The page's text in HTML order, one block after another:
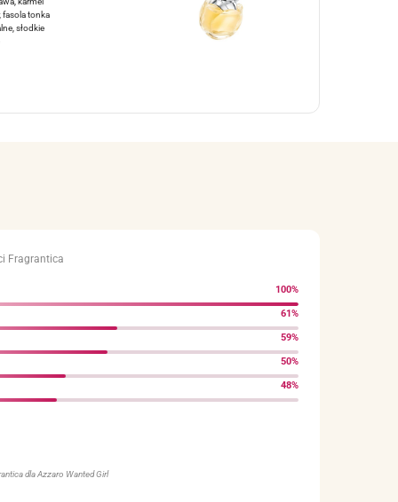
fasola tonka
słodkie
Fragrantica
100%
61%
59%
50%
48%
dla Azzaro Wanted Girl